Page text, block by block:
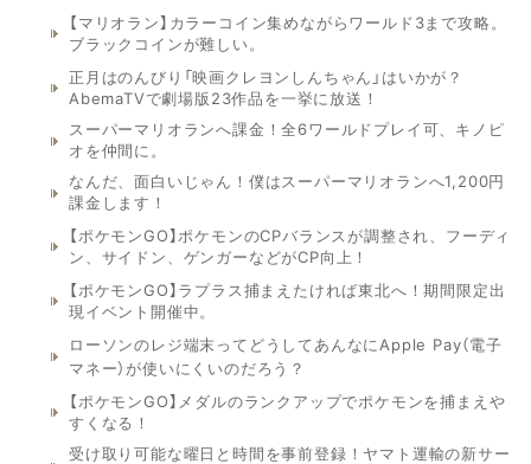
【マリオラン】カラーコイン集めながらワールド3まで攻略。
ブラックコインが難しい。
正月はのんびり「映画クレヨンしんちゃん」はいかが？
AbemaTVで劇場版23作品を一挙に放送！
スーパーマリオランへ課金！全6ワールドプレイ可、キノピ
オを仲間に。
なんだ、面白いじゃん！僕はスーパーマリオランへ1,200円
課金します！
【ポケモンGO】ポケモンのCPバランスが調整され、フーディ
ン、サイドン、ゲンガーなどがCP向上！
【ポケモンGO】ラプラス捕まえたければ東北へ！期間限定出
現イベント開催中。
ローソンのレジ端末ってどうしてあんなにApple Pay（電子
マネー）が使いにくいのだろう？
【ポケモンGO】メダルのランクアップでポケモンを捕まえや
すくなる！
受け取り可能な曜日と時間を事前登録！ヤマト運輸の新サー